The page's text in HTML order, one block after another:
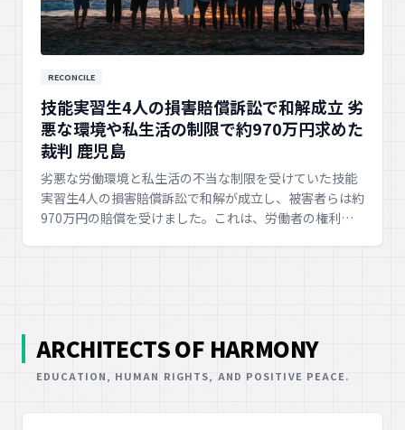
RECONCILE
技能実習生4人の損害賠償訴訟で和解成立 劣
悪な環境や私生活の制限で約970万円求めた
裁判 鹿児島
劣悪な労働環境と私生活の不当な制限を受けていた技能
実習生4人の損害賠償訴訟で和解が成立し、被害者らは約
970万円の賠償を受けました。これは、労働者の権利保
ARCHITECTS OF HARMONY
EDUCATION, HUMAN RIGHTS, AND POSITIVE PEACE.